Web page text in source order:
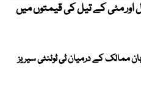
اور مٹی کے تیل کی قیمتوں میں
کے میزبان ممالک کے درمیان ٹی ٹوئنٹی سیریز